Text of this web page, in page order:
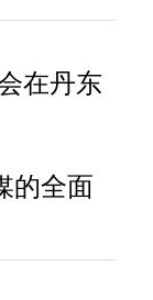
在丹东
的全面